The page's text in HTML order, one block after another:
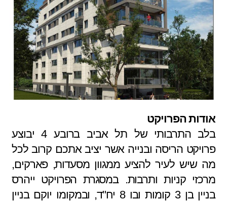
אודות הפרויקט
בלב התרבותי של תל אביב ברובע 4 יבוצע
פרויקט הריסה ובנייה אשר יציב אתכם קרוב לכל
מה שיש לעיר להציע ממגוון מסעדות, פארקים,
מרכזי קניות ותרבות. במסגרת הפרויקט ייהרס
בניין בן 3 קומות ובו 8 יח"ד, ובמקומו יוקם בניין